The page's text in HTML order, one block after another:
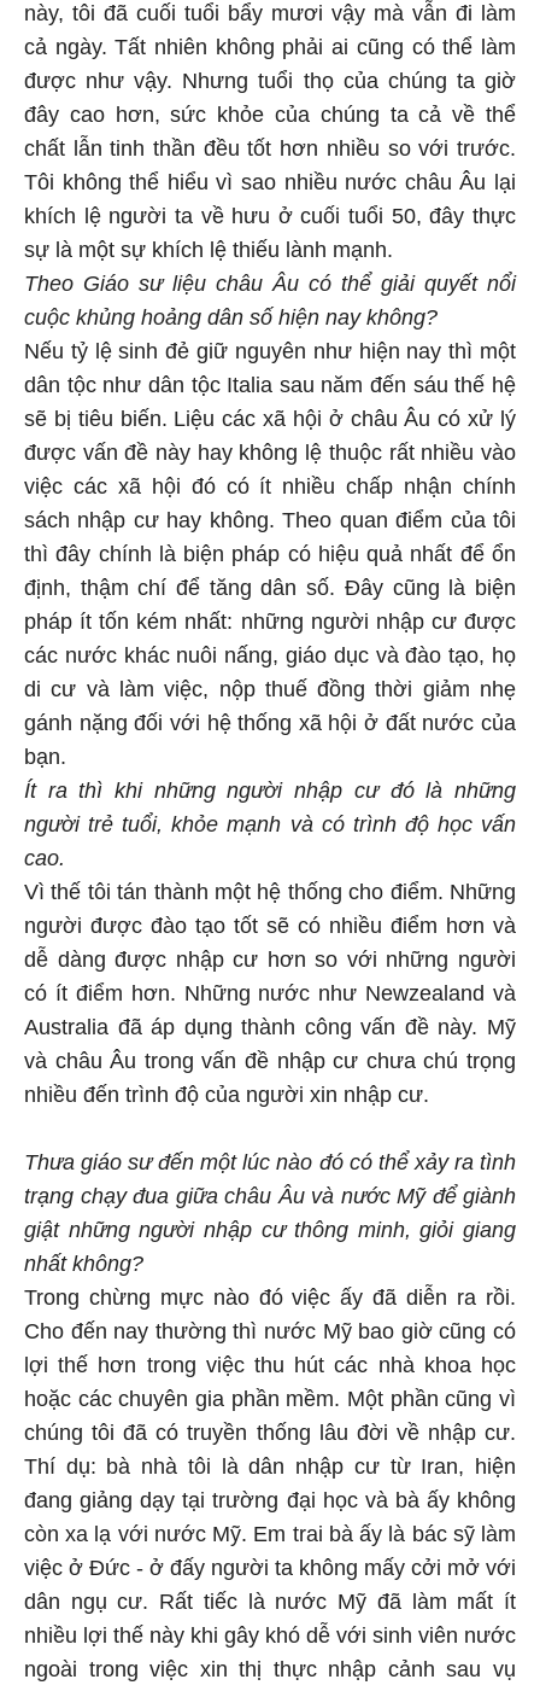
này, tôi đã cuối tuổi bẩy mươi vậy mà vẫn đi làm
cả ngày. Tất nhiên không phải ai cũng có thể làm
được như vậy. Nhưng tuổi thọ của chúng ta giờ
đây cao hơn, sức khỏe của chúng ta cả về thể
chất lẫn tinh thần đều tốt hơn nhiều so với trước.
Tôi không thể hiểu vì sao nhiều nước châu Âu lại
khích lệ người ta về hưu ở cuối tuổi 50, đây thực
sự là một sự khích lệ thiếu lành mạnh.
Theo Giáo sư liệu châu Âu có thể giải quyết nổi
cuộc khủng hoảng dân số hiện nay không?
Nếu tỷ lệ sinh đẻ giữ nguyên như hiện nay thì một
dân tộc như dân tộc Italia sau năm đến sáu thế hệ
sẽ bị tiêu biến. Liệu các xã hội ở châu Âu có xử lý
được vấn đề này hay không lệ thuộc rất nhiều vào
việc các xã hội đó có ít nhiều chấp nhận chính
sách nhập cư hay không. Theo quan điểm của tôi
thì đây chính là biện pháp có hiệu quả nhất để ổn
định, thậm chí để tăng dân số. Đây cũng là biện
pháp ít tốn kém nhất: những người nhập cư được
các nước khác nuôi nấng, giáo dục và đào tạo, họ
di cư và làm việc, nộp thuế đồng thời giảm nhẹ
gánh nặng đối với hệ thống xã hội ở đất nước của
bạn.
Ít ra thì khi những người nhập cư đó là những
người trẻ tuổi, khỏe mạnh và có trình độ học vấn
cao.
Vì thế tôi tán thành một hệ thống cho điểm. Những
người được đào tạo tốt sẽ có nhiều điểm hơn và
dễ dàng được nhập cư hơn so với những người
có ít điểm hơn. Những nước như Newzealand và
Australia đã áp dụng thành công vấn đề này. Mỹ
và châu Âu trong vấn đề nhập cư chưa chú trọng
nhiều đến trình độ của người xin nhập cư.
Thưa giáo sư đến một lúc nào đó có thể xảy ra tình
trạng chạy đua giữa châu Âu và nước Mỹ để giành
giật những người nhập cư thông minh, giỏi giang
nhất không?
Trong chừng mực nào đó việc ấy đã diễn ra rồi.
Cho đến nay thường thì nước Mỹ bao giờ cũng có
lợi thế hơn trong việc thu hút các nhà khoa học
hoặc các chuyên gia phần mềm. Một phần cũng vì
chúng tôi đã có truyền thống lâu đời về nhập cư.
Thí dụ: bà nhà tôi là dân nhập cư từ Iran, hiện
đang giảng dạy tại trường đại học và bà ấy không
còn xa lạ với nước Mỹ. Em trai bà ấy là bác sỹ làm
việc ở Đức - ở đấy người ta không mấy cởi mở với
dân ngụ cư. Rất tiếc là nước Mỹ đã làm mất ít
nhiều lợi thế này khi gây khó dễ với sinh viên nước
ngoài trong việc xin thị thực nhập cảnh sau vụ